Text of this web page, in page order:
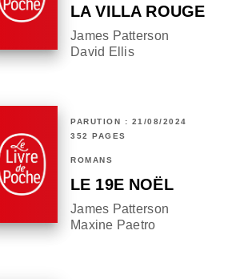
LA VILLA ROUGE
James Patterson
David Ellis
PARUTION : 21/08/2024
352 PAGES
ROMANS
LE 19E NOËL
James Patterson
Maxine Paetro